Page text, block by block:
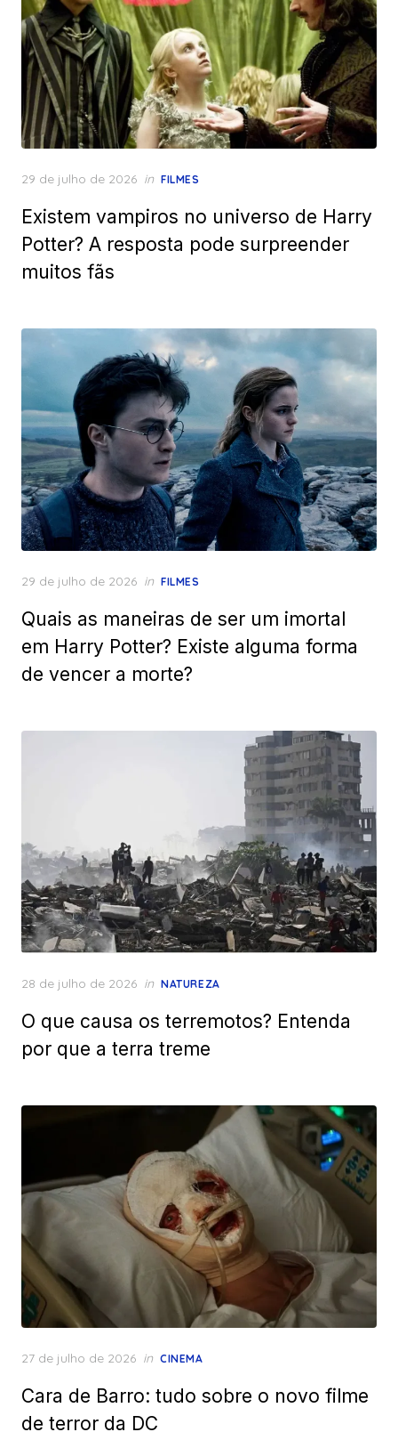
Posted
29 de julho de 2026 in FILMES
Existem vampiros no universo de Harry
Potter? A resposta pode surpreender
muitos fãs
Posted
29 de julho de 2026 in FILMES
Quais as maneiras de ser um imortal
em Harry Potter? Existe alguma forma
de vencer a morte?
Posted
28 de julho de 2026 in NATUREZA
O que causa os terremotos? Entenda
por que a terra treme
Posted
27 de julho de 2026 in CINEMA
Cara de Barro: tudo sobre o novo filme
de terror da DC